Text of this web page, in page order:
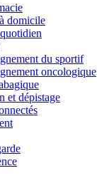
domicile
du sportif
oncologique
et dépistage